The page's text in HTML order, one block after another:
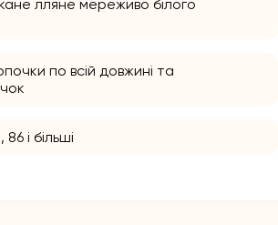
лляне мереживо білого
по всій довжині та
і більші